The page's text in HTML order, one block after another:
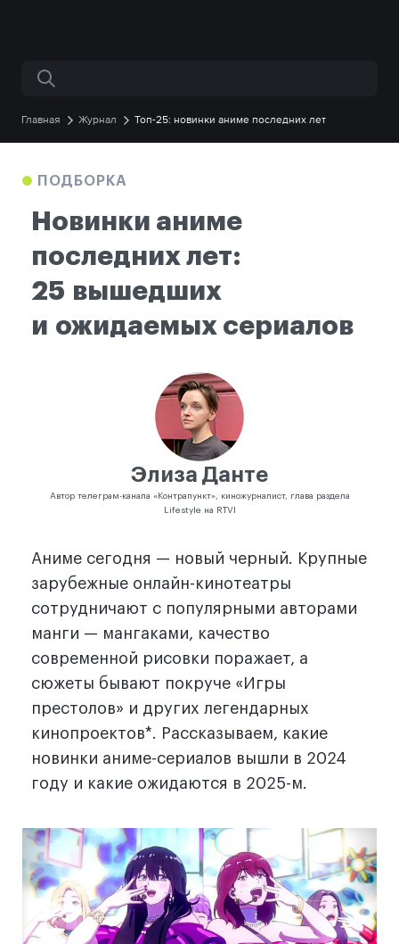
Поиск по сайту
Главная Журнал Топ-25: новинки аниме последних лет
ПОДБОРКА
Новинки аниме
последних лет:
25 вышедших
и ожидаемых сериалов
Элиза Данте
Автор телеграм-канала «Контрапункт», киножурналист, глава раздела
Lifestyle на RTVI
Аниме сегодня — новый черный. Крупные
зарубежные онлайн-кинотеатры
сотрудничают с популярными авторами
манги — мангаками, качество
современной рисовки поражает, а
сюжеты бывают покруче «Игры
престолов» и других легендарных
кинопроектов*. Рассказываем, какие
новинки аниме-сериалов вышли в 2024
году и какие ожидаются в 2025-м.